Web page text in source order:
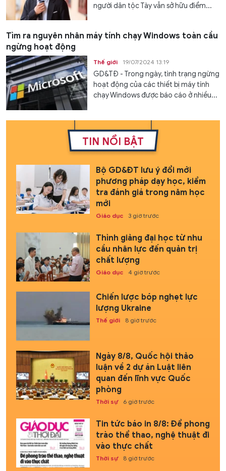
người dân tộc Tày vẫn sở hữu điểm...
Tìm ra nguyên nhân máy tính chạy Windows toàn cầu
ngừng hoạt động
Thế giới 19/07/2024 13:19
GD&TĐ - Trong ngày, tình trạng ngừng
hoạt động của các thiết bị máy tính
chạy Windows được báo cáo ở nhiều...
TIN NỔI BẬT
Bộ GD&ĐT lưu ý đổi mới
phương pháp dạy học, kiểm
tra đánh giá trong năm học
mới
Giáo dục 3 giờ trước
Thỉnh giảng đại học từ nhu
cầu nhân lực đến quản trị
chất lượng
Giáo dục 4 giờ trước
Chiến lược bóp nghẹt lực
lượng Ukraine
Thế giới 8 giờ trước
Ngày 8/8, Quốc hội thảo
luận về 2 dự án Luật liên
quan đến lĩnh vực Quốc
phòng
Thời sự 6 giờ trước
Tin tức báo in 8/8: Để phong
trào thể thao, nghệ thuật đi
vào thực chất
Thời sự 8 giờ trước